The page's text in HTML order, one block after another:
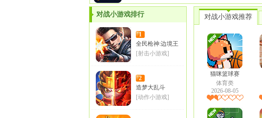
对战小游戏排行
1
全民枪神:边境王
者
[射击小游戏]
2
造梦大乱斗
[动作小游戏]
对战小游戏推荐
猫咪篮球赛
体育类
2026-08-05